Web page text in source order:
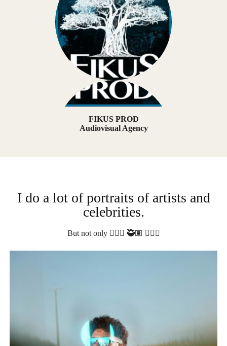
FIKUS PROD
Audiovisual Agency
I do a lot of portraits of artists and
celebrities.
But not only 💂🏻‍♀️ 🥷🏽 🧜🏽‍♀️